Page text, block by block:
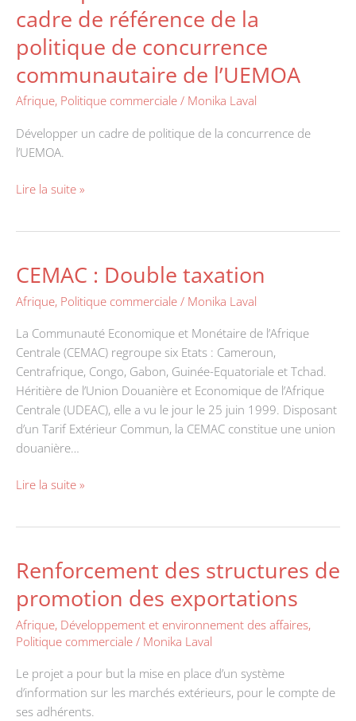
cadre de référence de la
politique de concurrence
communautaire de l’UEMOA
Afrique, Politique commerciale / Monika Laval
Développer un cadre de politique de la concurrence de
l’UEMOA.
pour
la
formulation
d’un
cadre
de
de
la
de
communautaire
l’UEMOA
Lire la suite »
CEMAC : Double taxation
Afrique, Politique commerciale / Monika Laval
La Communauté Economique et Monétaire de l’Afrique
Centrale (CEMAC) regroupe six Etats : Cameroun,
Centrafrique, Congo, Gabon, Guinée-Equatoriale et Tchad.
Héritière de l’Union Douanière et Economique de l’Afrique
Centrale (UDEAC), elle a vu le jour le 25 juin 1999. Disposant
d’un Tarif Extérieur Commun, la CEMAC constitue une union
douanière…
CEMAC
Double
taxation
Lire la suite »
Renforcement des structures de
promotion des exportations
Afrique, Développement et environnement des affaires,
Politique commerciale / Monika Laval
Le projet a pour but la mise en place d’un système
d’information sur les marchés extérieurs, pour le compte de
ses adhérents.
Renforcement
structures
de
promotion
exportations